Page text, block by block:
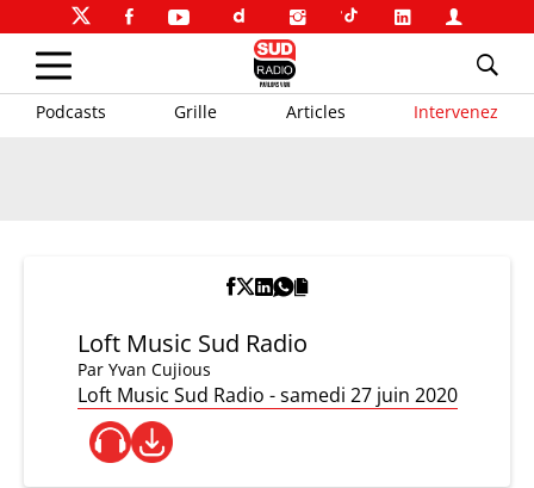
Podcasts Grille Articles Intervenez
Loft Music Sud Radio
Par Yvan Cujious
Loft Music Sud Radio - samedi 27 juin 2020